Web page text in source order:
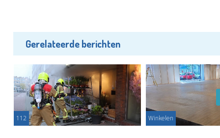
Gerelateerde berichten
112 Winkelen